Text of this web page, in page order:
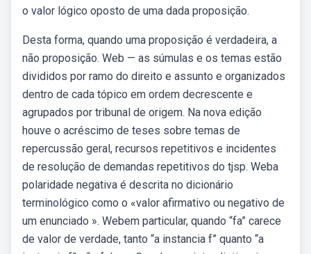
o valor lógico oposto de uma dada proposição.
Desta forma, quando uma proposição é verdadeira, a
não proposição. Web — as súmulas e os temas estão
divididos por ramo do direito e assunto e organizados
dentro de cada tópico em ordem decrescente e
agrupados por tribunal de origem. Na nova edição
houve o acréscimo de teses sobre temas de
repercussão geral, recursos repetitivos e incidentes
de resolução de demandas repetitivos do tjsp. Weba
polaridade negativa é descrita no dicionário
terminológico como o «valor afirmativo ou negativo de
um enunciado ». Webem particular, quando “fa” carece
de valor de verdade, tanto “a instancia f” quanto “a